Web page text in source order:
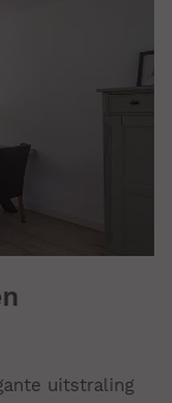
uitstraling